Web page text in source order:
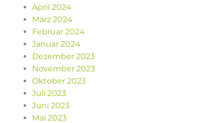
April 2024
März 2024
Februar 2024
Januar 2024
Dezember 2023
November 2023
Oktober 2023
Juli 2023
Juni 2023
Mai 2023